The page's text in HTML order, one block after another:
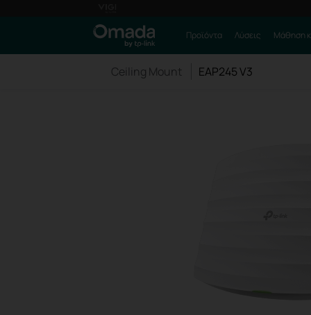
Προϊόντα Λύσεις Μάθηση
Ceiling Mount EAP245 V3